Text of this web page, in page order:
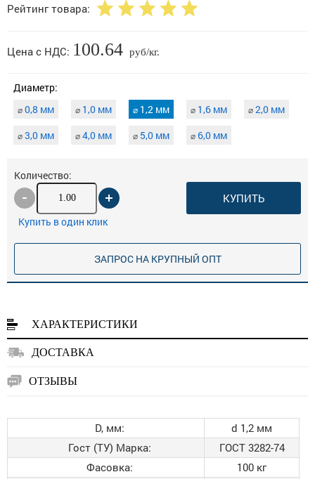
Рейтинг товара:
Цена с НДС: 100.64 руб/кг.
Диаметр:
⌀0,8 мм ⌀ 1,0 мм ⌀ 1,2 мм ⌀ 1,6 мм ⌀2,0 мм
⌀3,0 мм ⌀4,0 мм ⌀ 5,0 мм ⌀ 6,0 мм
Количество:
КУПИТЬ
Купить в один клик
ЗАПРОС НА КРУПНЫЙ ОПТ
ХАРАКТЕРИСТИКИ
ДОСТАВКА
ОТЗЫВЫ
D, мм:
d 1,2 мм
Гост (ТУ) Марка:
ГОСТ 3282-74
Фасовка:
100 кг